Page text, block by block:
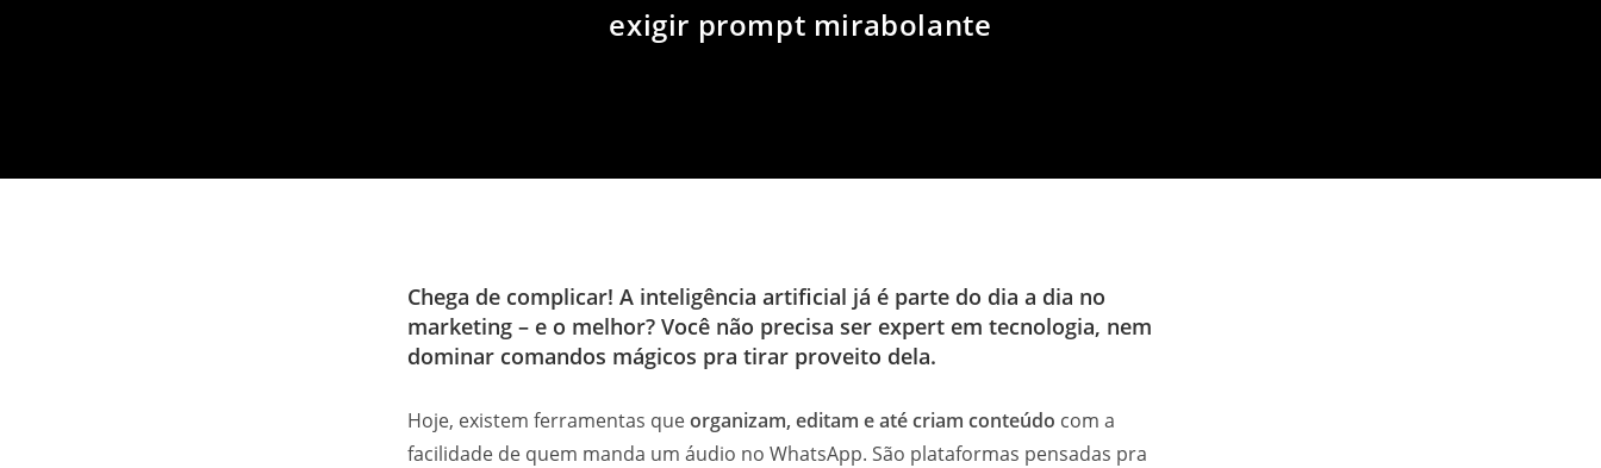
exigir prompt mirabolante
Chega de complicar! A inteligência artificial já é parte do dia a dia no
marketing – e o melhor? Você não precisa ser expert em tecnologia, nem
dominar comandos mágicos pra tirar proveito dela.
Hoje, existem ferramentas queorganizam, editam e até criam conteúdo com a
facilidade de quem manda um áudio no WhatsApp. São plataformas pensadas pra